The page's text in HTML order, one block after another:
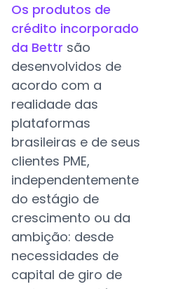
Os produtos de
crédito incorporado
da Bettr são
desenvolvidos de
acordo com a
realidade das
plataformas
brasileiras e de seus
clientes PME,
independentemente
do estágio de
crescimento ou da
ambição: desde
necessidades de
capital de giro de